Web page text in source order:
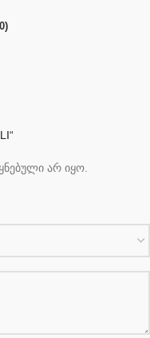
არ იყო.